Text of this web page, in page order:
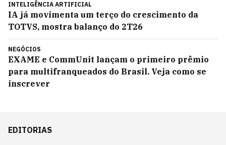
INTELIGÊNCIA ARTIFICIAL
IA já movimenta um terço do crescimento da
TOTVS, mostra balanço do 2T26
NEGÓCIOS
EXAME e CommUnit lançam o primeiro prêmio
para multifranqueados do Brasil. Veja como se
inscrever
EDITORIAS